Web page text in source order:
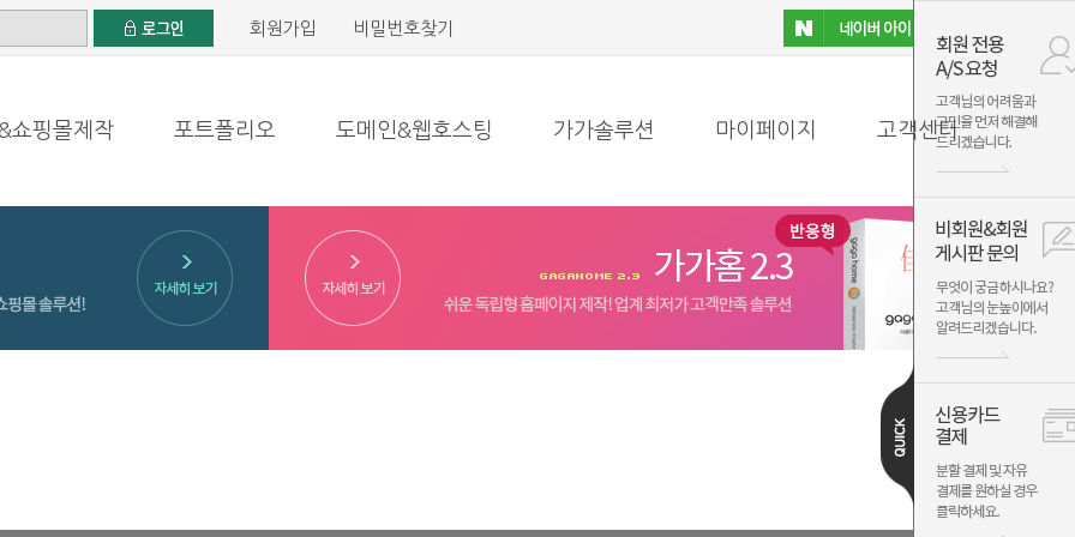
회원가입 비밀번호찾기
쇼핑몰제작 포트폴리오 도메인&웹호스팅 가가솔루션 마이페이지 고객센터